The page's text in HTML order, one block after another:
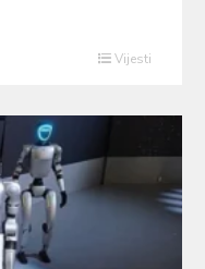
Vijesti